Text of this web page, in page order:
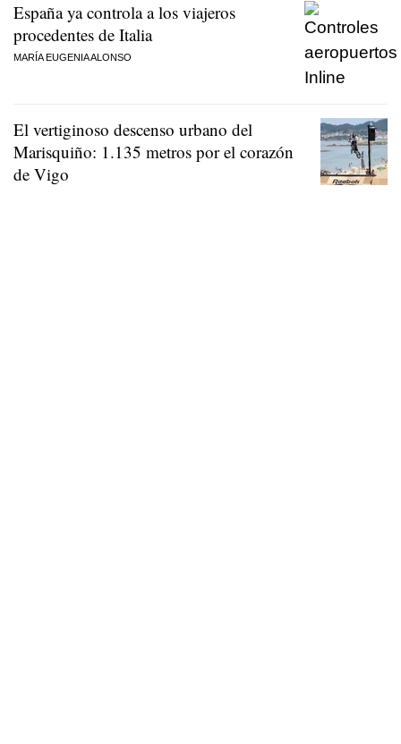
España ya controla a los viajeros
procedentes de Italia
MARÍA EUGENIA ALONSO
El vertiginoso descenso urbano del
Marisquiño: 1.135 metros por el corazón
de Vigo